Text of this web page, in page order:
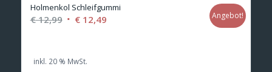
Holmenkol Schleifgummi
€12,99 Ursprünglicher
€ 12,99
€12,49Aktueller
Angebot!
inkl. 20 % MwSt.